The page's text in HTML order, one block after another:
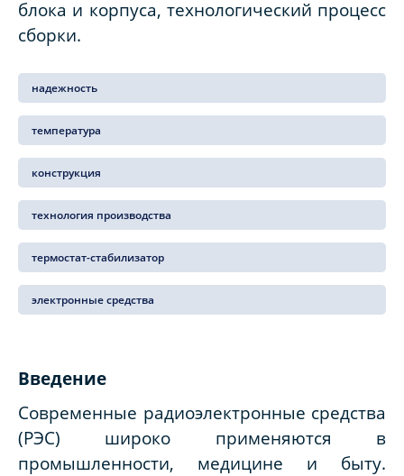
блока и корпуса, технологический процесс
сборки.
надежность
температура
конструкция
технология производства
термостат-стабилизатор
электронные средства
Введение
Современные радиоэлектронные средства
(РЭС) широко применяются в
промышленности, медицине и быту.